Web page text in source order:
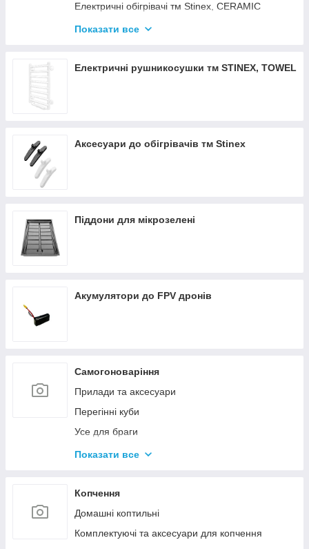
Електричні обігрівачі тм Stinex, CERAMIC
Електричні обігрівачі тм Stinex, COMBIE
Показати все
Електричні рушникосушки тм STINEX, TOWEL
Аксесуари до обігрівачів тм Stinex
Піддони для мікрозелені
Акумулятори до FPV дронів
Самогоноваріння
Прилади та аксесуари
Перегінні куби
Усе для браги
Комплектуючі та запчастини
Колони без ємності
Показати все
Копчення
Домашні коптильні
Комплектуючі та аксесуари для копчення